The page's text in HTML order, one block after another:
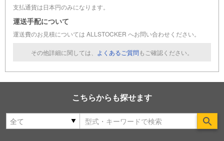
支払通貨は日本円のみになります。
運送手配について
運送費のお見積については ALLSTOCKER へお問い合わせください。
その他詳細に関しては、 よくあるご質問もご確認ください。
こちらからも探せます